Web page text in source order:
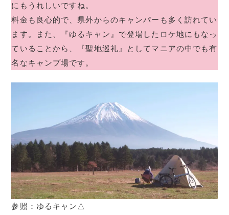
にもうれしいですね。
料金も良心的で、県外からのキャンパーも多く訪れてい
ます。また、『ゆるキャン』で登場したロケ地にもなっ
ていることから、『聖地巡礼』としてマニアの中でも有
名なキャンプ場です。
参照：ゆるキャン△